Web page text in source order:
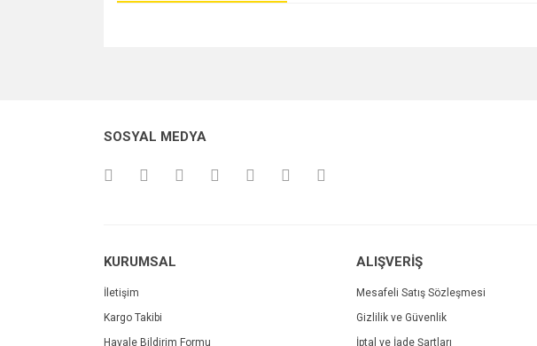
Ürün açıklamasında eksik bilgiler bulunuyor.
SOSYAL MEDYA
KURUMSAL
İletişim
Kargo Takibi
Havale Bildirim Formu
ALIŞVERİŞ
Mesafeli Satış Sözleşmesi
Gizlilik ve Güvenlik
İptal ve İade Şartları